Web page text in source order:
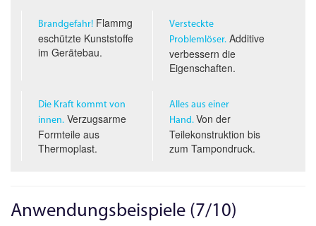
Brandgefahr!Flammg
eschützte Kunststoffe
im Gerätebau.
Versteckte
Problemlöser.Additive
verbessern die
Eigenschaften.
Die Kraft kommt von
innen.Verzugsarme
Formteile aus
Thermoplast.
Alles aus einer
Hand. Von der
Teilekonstruktion bis
zum Tampondruck.
Anwendungsbeispiele (7/10)